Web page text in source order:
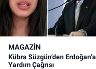
MAGAZİN
Kübra Süzgün’den Erdoğan’a
Yardım Çağrısı